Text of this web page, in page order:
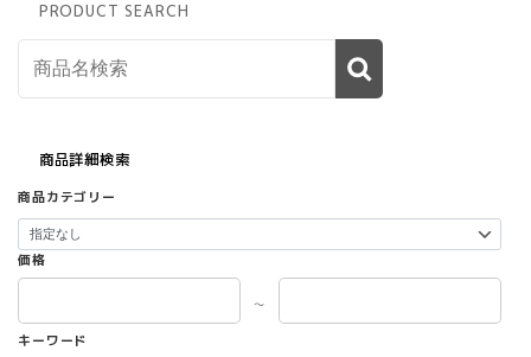
PRODUCT SEARCH
商品詳細検索
商品カテゴリー
価格
～
キーワード